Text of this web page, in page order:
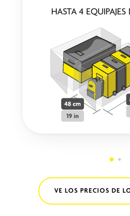
HASTA 4
VE LOS PRECIOS DE